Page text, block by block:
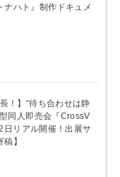
ナハト』制作ドキュメ
！】“待ち合わせは静
同人即売会『CrossV
リアル開催！出展サ
】